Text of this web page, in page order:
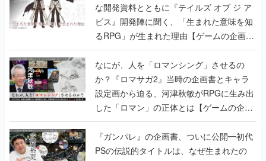
な開発資料とともに『テイルズ オブ ジ ア
ビス』開発陣に聞く、「生まれた意味を知
るRPG」が生まれた理由【ゲームの企画
書】
なにが、人を「ロマンシング」させるの
か？『ロマサガ2』当時の企画書とキャラ
設定画から迫る、河津秋敏がRPGに生み出
した「ロマン」の正体とは【ゲームの企画
書】
『ガンパレ』の企画書、ついに公開━初代
PSの伝説的タイトルは、なぜ生まれたの